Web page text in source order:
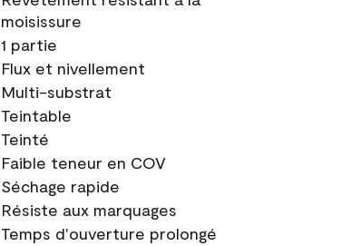
moisissure
1 partie
Flux et nivellement
Multi-substrat
Teintable
Teinté
Faible teneur en COV
Séchage rapide
Résiste aux marquages
Temps d'ouverture prolongé